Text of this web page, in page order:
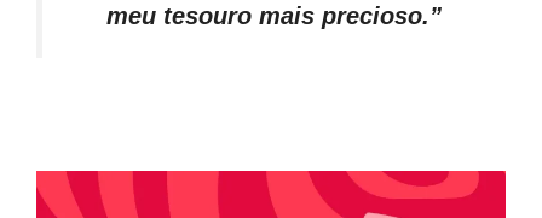
meu tesouro mais precioso.”